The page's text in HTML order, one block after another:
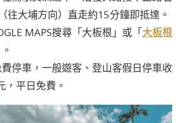
往大埔方向）直走約15分鐘即抵達。
MAPS搜尋「大板根」或「大板根
停車，一般遊客、登山客假日停車收
，平日免費。